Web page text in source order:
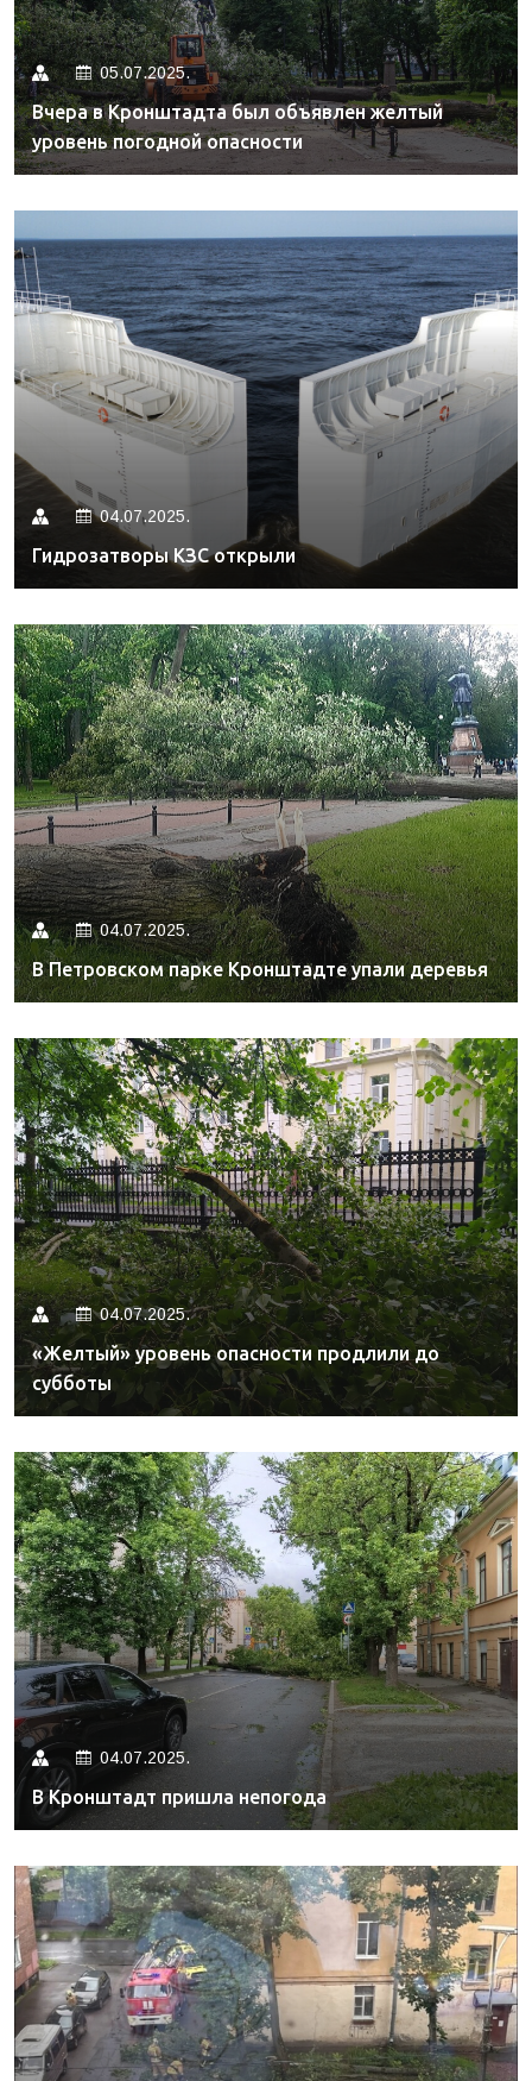
05.07.2025.
Вчера в Кронштадта был объявлен желтый
уровень погодной опасности
04.07.2025.
Гидрозатворы КЗС открыли
04.07.2025.
В Петровском парке Кронштадте упали деревья
04.07.2025.
«Желтый» уровень опасности продлили до
субботы
04.07.2025.
В Кронштадт пришла непогода